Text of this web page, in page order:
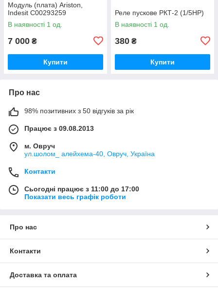
Модуль (плата) Ariston,
Indesit C00293259
В наявності 1 од.
7 000 ₴
Купити
Реле пускове РКТ-2 (1/5HP)
В наявності 1 од.
380 ₴
Купити
Про нас
98% позитивних з 50 відгуків за рік
Працює з 09.08.2013
м. Овруч
ул.шолом_ алейхема-40, Овруч, Україна
Контакти
Сьогодні працює з 11:00 до 17:00
Показати весь графік роботи
Про нас
Контакти
Доставка та оплата